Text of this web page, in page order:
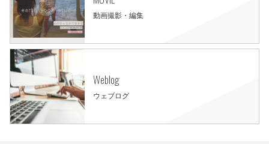
動画撮影・編集
Weblog
ウェブログ